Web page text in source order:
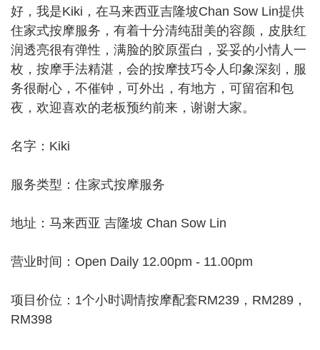
好，我是Kiki，在马来西亚吉隆坡Chan Sow Lin提供
住家式按摩服务，有着十分清纯甜美的容颜，皮肤红
润透亮很有弹性，满脸的胶原蛋白，妥妥的小情人一
枚，按摩手法精湛，会的按摩技巧令人印象深刻，服
务很耐心，不催钟，可外出，有地方，可留宿和包
夜，欢迎喜欢的老板预约前来，谢谢大家。
名字：Kiki
服务类型：住家式按摩服务
地址：马来西亚 吉隆坡 Chan Sow Lin
营业时间：Open Daily 12.00pm - 11.00pm
项目价位：1个小时调情按摩配套RM239，RM289，
RM398